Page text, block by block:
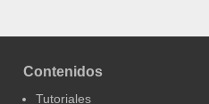
Contenidos
Tutoriales